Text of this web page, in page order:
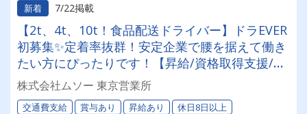
新着 7/22掲載
【2t、4t、10t！食品配送ドライバー】ドラEVER
初募集✨定着率抜群！安定企業で腰を据えて働き
たい方にぴったりです！【昇給/資格取得支援/普
通免許で応募OK♪勤務日数や時間など生活スタイ
ルに合わせて選べます★
株式会社ムソー 東京営業所
交通費支給 賞与あり 昇給あり 休日8日以上